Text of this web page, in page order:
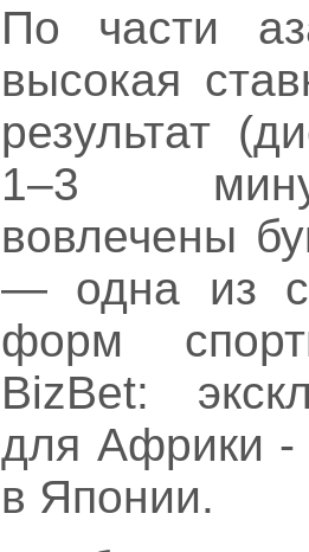
По части
высокая
результат
1–3
вовлечены
— одна из
форм
BizBet:
для Африки -
в Японии.